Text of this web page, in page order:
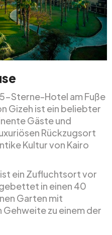
Sterne-Hotel am Fuße
Gizeh ist ein beliebter
Gäste und
Rückzugsort
Kultur von Kairo
ist ein Zufluchtsort vor
in einen 40
Garten mit
Gehweite zu einem der